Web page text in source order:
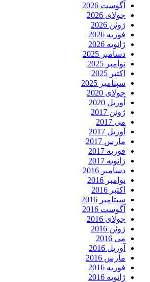
آگوست 2026
جولای 2026
ژوئن 2026
فوریه 2026
ژانویه 2026
دسامبر 2025
نوامبر 2025
اکتبر 2025
سپتامبر 2025
جولای 2020
آوریل 2020
ژوئن 2017
می 2017
آوریل 2017
مارس 2017
فوریه 2017
ژانویه 2017
دسامبر 2016
نوامبر 2016
اکتبر 2016
سپتامبر 2016
آگوست 2016
جولای 2016
ژوئن 2016
می 2016
آوریل 2016
مارس 2016
فوریه 2016
ژانویه 2016